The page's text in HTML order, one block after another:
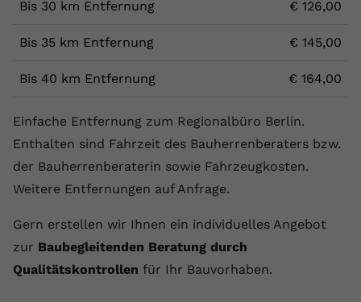
Bis 30 km Entfernung € 126,00
Bis 35 km Entfernung € 145,00
Bis 40 km Entfernung € 164,00
Einfache Entfernung zum Regionalbüro Berlin.
Enthalten sind Fahrzeit des Bauherrenberaters bzw.
der Bauherrenberaterin sowie Fahrzeugkosten.
Weitere Entfernungen auf Anfrage.
Gern erstellen wir Ihnen ein individuelles Angebot
zur Baubegleitenden Beratung durch
Qualitätskontrollen für Ihr Bauvorhaben.